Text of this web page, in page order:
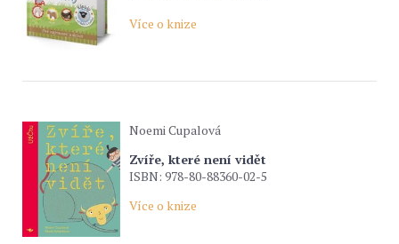
Více o knize
Noemi Cupalová
Zvíře, které není vidět
ISBN: 978-80-88360-02-5
Více o knize